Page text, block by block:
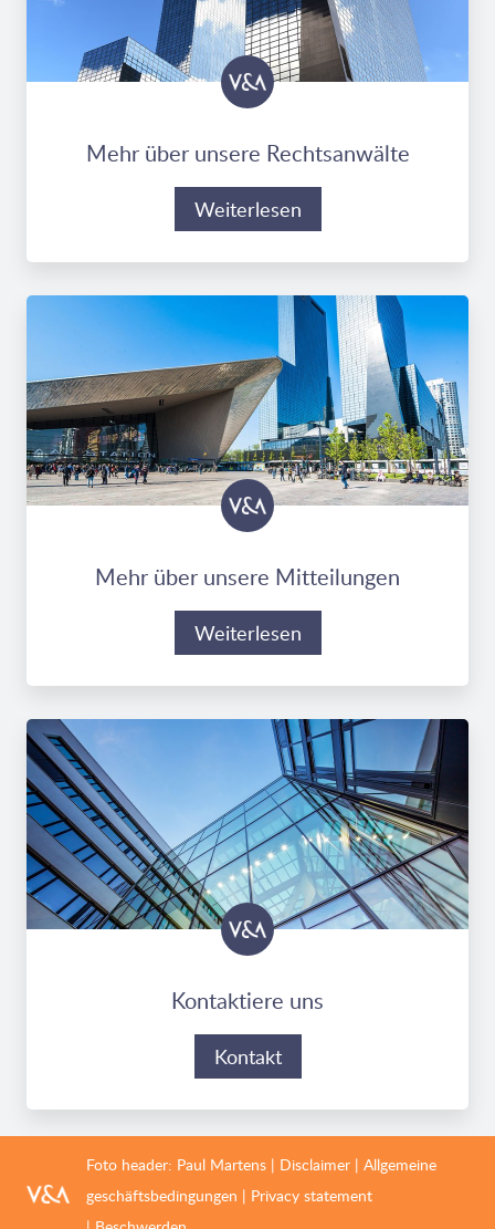
Mehr über unsere Rechtsanwälte
Weiterlesen
Mehr über unsere Mitteilungen
Weiterlesen
Kontaktiere uns
Kontakt
Foto header: Paul Martens| Disclaimer| Allgemeine
geschäftsbedingungen | Privacy statement